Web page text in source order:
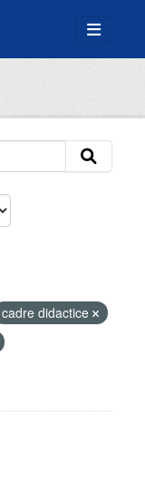
cadre didactice